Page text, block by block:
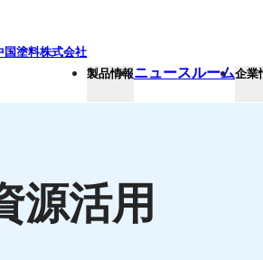
国塗料株式会社
製品情報ニュースルーム企業
源活用